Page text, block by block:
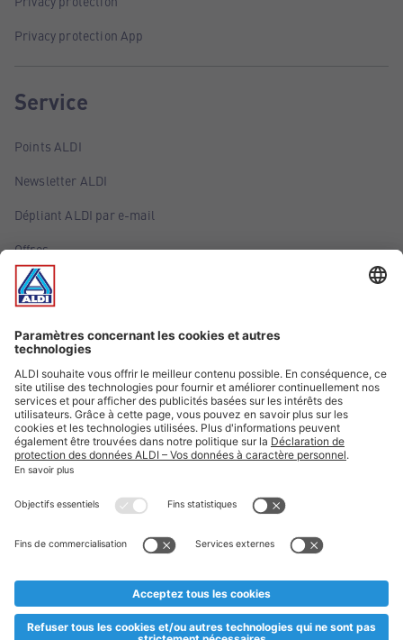
Privacy protection App
Service
Points ALDI
Newsletter ALDI
Dépliant ALDI par e-mail
Offres
Infos essentielles
Suivez ALDI Luxembourg
Textes marqués d'un astérisque et mentions légales
esoulaang bis de Stock eidel ass. Mir soen Iech Merci fir Äert
Planifikatioun ausverkaaft sollte sinn. De VALORLUX-Präis an
** Op dësem Site huet d'Benotze vun der männlecher Form eng
besser Liesbarkeet am Sënn an huet keng diskriminéierend